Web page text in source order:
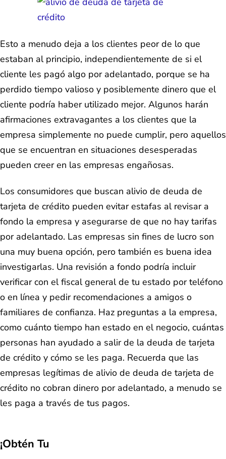
Esto a menudo deja a los clientes peor de lo que
estaban al principio, independientemente de si el
cliente les pagó algo por adelantado, porque se ha
perdido tiempo valioso y posiblemente dinero que el
cliente podría haber utilizado mejor. Algunos harán
afirmaciones extravagantes a los clientes que la
empresa simplemente no puede cumplir, pero aquellos
que se encuentran en situaciones desesperadas
pueden creer en las empresas engañosas.
Los consumidores que buscan alivio de deuda de
tarjeta de crédito pueden evitar estafas al revisar a
fondo la empresa y asegurarse de que no hay tarifas
por adelantado. Las empresas sin fines de lucro son
una muy buena opción, pero también es buena idea
investigarlas. Una revisión a fondo podría incluir
verificar con el fiscal general de tu estado por teléfono
o en línea y pedir recomendaciones a amigos o
familiares de confianza. Haz preguntas a la empresa,
como cuánto tiempo han estado en el negocio, cuántas
personas han ayudado a salir de la deuda de tarjeta
de crédito y cómo se les paga. Recuerda que las
empresas legítimas de alivio de deuda de tarjeta de
crédito no cobran dinero por adelantado, a menudo se
les paga a través de tus pagos.
¡Obtén Tu